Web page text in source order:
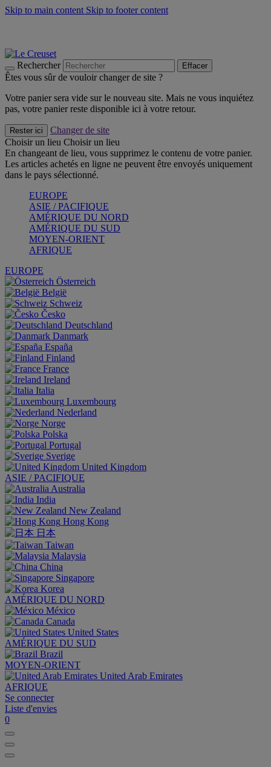
Skip to main content Skip to footer content
Rechercher Effacer
Êtes vous sûr de vouloir changer de site ?
Votre panier sera vide sur le nouveau site. Mais ne vous inquiétez
pas, votre panier reste disponible ici à votre retour.
Rester ici
Changer de site
Choisir un lieu Choisir un lieu
En changeant de lieu, vous supprimez le contenu de votre panier.
Les articles achetés en ligne ne peuvent être envoyés uniquement
dans le pays sélectionné.
EUROPE
ASIE / PACIFIQUE
AMÉRIQUE DU NORD
AMÉRIQUE DU SUD
MOYEN-ORIENT
AFRIQUE
EUROPE
Österreich
België
Schweiz
Česko
Deutschland
Danmark
España
Finland
France
Ireland
Italia
Luxembourg
Nederland
Norge
Polska
Portugal
Sverige
United Kingdom
ASIE / PACIFIQUE
Australia
India
New Zealand
Hong Kong
日本
Taiwan
Malaysia
China
Singapore
Korea
AMÉRIQUE DU NORD
México
Canada
United States
AMÉRIQUE DU SUD
Brazil
MOYEN-ORIENT
United Arab Emirates
AFRIQUE
Se connecter
Liste d'envies
0